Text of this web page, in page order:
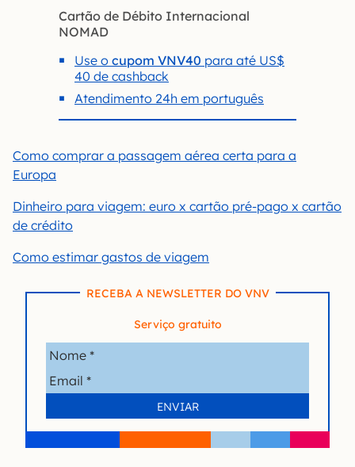
Cartão de Débito Internacional
NOMAD
Use o cupom VNV40 para até US$
40 de cashback
Atendimento 24h em português
Como comprar a passagem aérea certa para a
Europa
Dinheiro para viagem: euro x cartão pré-pago x cartão
de crédito
Como estimar gastos de viagem
RECEBA A NEWSLETTER DO VNV
Serviço gratuito